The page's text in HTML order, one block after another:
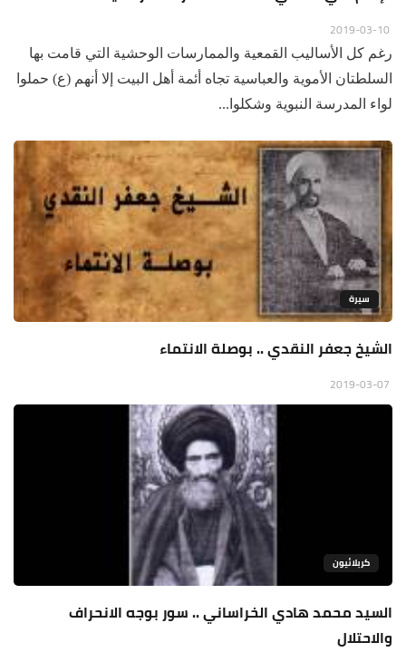
رغم كل الأساليب القمعية والممارسات الوحشية التي قامت بها
السلطتان الأموية والعباسية تجاه أئمة أهل البيت إلا أنهم (ع) حملوا
لواء المدرسة النبوية وشكلوا...
سيرة
الشيخ جعفر النقدي .. بوصلة الانتماء
كربلائيون
السيد محمد هادي الخراساني .. سور بوجه الانحراف
والاحتلال